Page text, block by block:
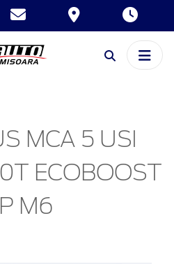
MCA 5 USI
ECOBOOST
M6